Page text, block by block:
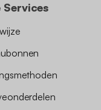
Services